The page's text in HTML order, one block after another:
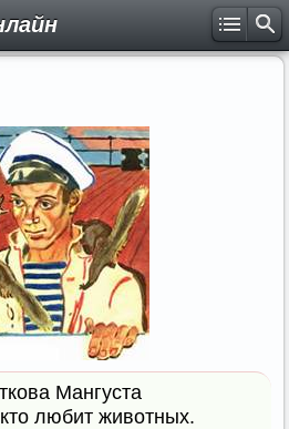
Мангуста
любит животных.